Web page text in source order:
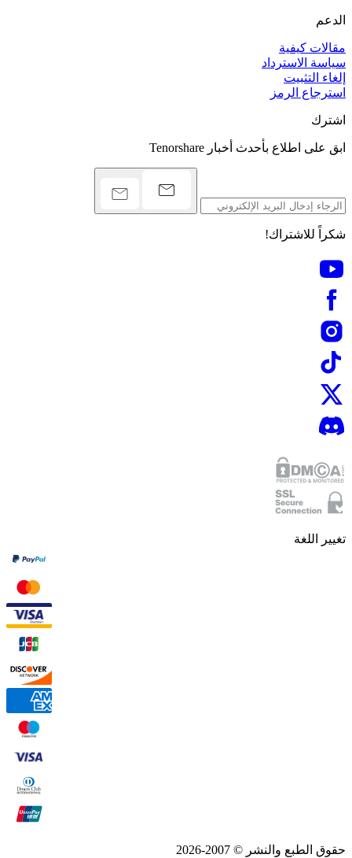
الدعم
مقالات كيفية
سياسة الاسترداد
إلغاء التثبيت
استرجاع الرمز
اشترك
ابق على اطلاع بأحدث أخبار Tenorshare
شكراً للاشتراك!
تغيير اللغة
حقوق الطبع والنشر © 2007-2026